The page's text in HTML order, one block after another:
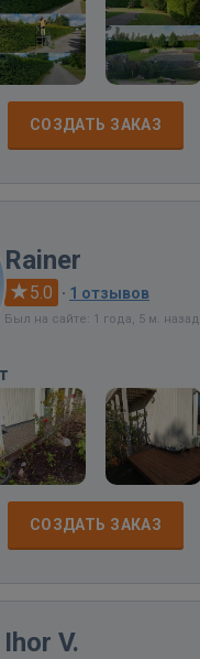
СОЗДАТЬ ЗАКАЗ
Rainer
5.0 · 1 отзывов
Был на сайте: 1 года, 5 м. назад
СОЗДАТЬ ЗАКАЗ
Ihor V.